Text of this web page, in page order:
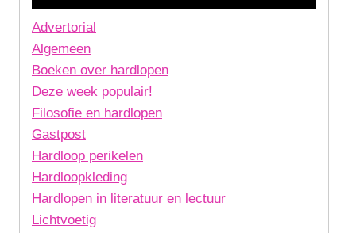
Advertorial
Algemeen
Boeken over hardlopen
Deze week populair!
Filosofie en hardlopen
Gastpost
Hardloop perikelen
Hardloopkleding
Hardlopen in literatuur en lectuur
Lichtvoetig